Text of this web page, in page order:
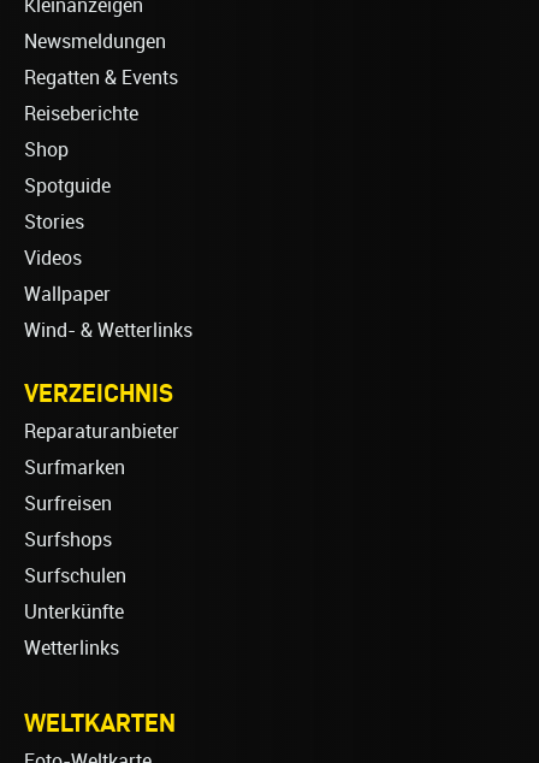
Kleinanzeigen
Newsmeldungen
Regatten & Events
Reiseberichte
Shop
Spotguide
Stories
Videos
Wallpaper
Wind- & Wetterlinks
VERZEICHNIS
Reparaturanbieter
Surfmarken
Surfreisen
Surfshops
Surfschulen
Unterkünfte
Wetterlinks
WELTKARTEN